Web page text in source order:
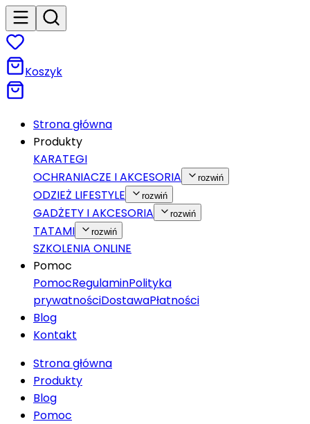
Koszyk
Strona główna
Produkty
KARATEGI
OCHRANIACZE I AKCESORIA
rozwiń
ODZIEŻ LIFESTYLE rozwiń
GADŻETY I AKCESORIA rozwiń
TATAMI rozwiń
SZKOLENIA ONLINE
Pomoc
PomocRegulaminPolityka
prywatnościDostawaPłatności
Blog
Kontakt
Strona główna
Produkty
Blog
Pomoc